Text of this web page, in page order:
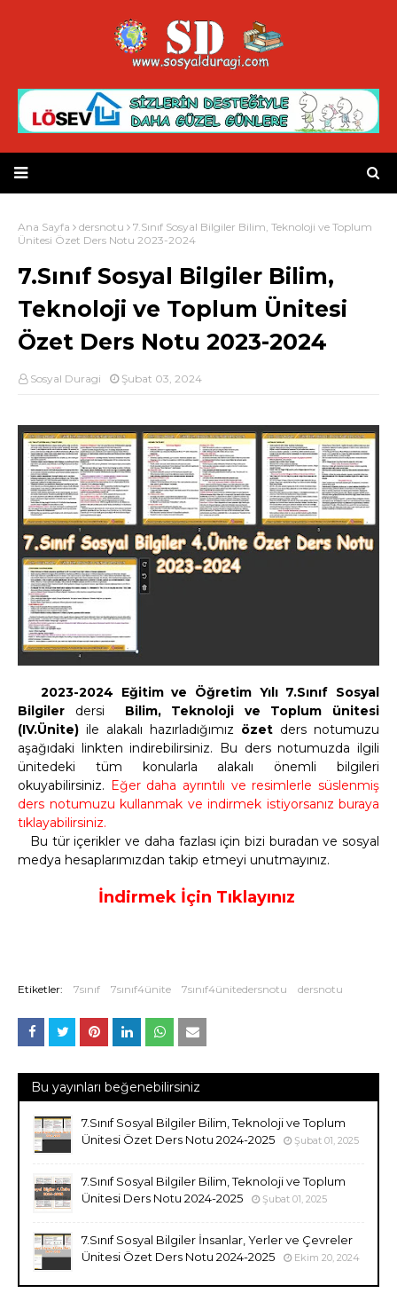
Ana Sayfa dersnotu
7.Sınıf Sosyal Bilgiler Bilim, Teknoloji ve Toplum
Ünitesi Özet Ders Notu 2023-2024
7.Sınıf Sosyal Bilgiler Bilim,
Teknoloji ve Toplum Ünitesi
Özet Ders Notu 2023-2024
Sosyal Duragi Şubat 03, 2024
2023-2024 Eğitim ve Öğretim Yılı 7.Sınıf Sosyal
Bilgiler dersi Bilim, Teknoloji ve Toplum ünitesi
(IV.Ünite) ile alakalı hazırladığımız özet ders notumuzu
aşağıdaki linkten indirebilirsiniz. Bu ders notumuzda ilgili
ünitedeki tüm konularla alakalı önemli bilgileri
okuyabilirsiniz.
Eğer daha ayrıntılı ve resimlerle süslenmiş
ders notumuzu kullanmak ve indirmek istiyorsanız buraya
tıklayabilirsiniz.
Bu tür içerikler ve daha fazlası için bizi buradan ve sosyal
medya hesaplarımızdan takip etmeyi unutmayınız.
İndirmek İçin Tıklayınız
Etiketler: 7sınıf 7sınıf4ünite 7sınıf4ünitedersnotu dersnotu
Bu yayınları beğenebilirsiniz
7.Sınıf Sosyal Bilgiler Bilim, Teknoloji ve Toplum
Ünitesi Özet Ders Notu 2024-2025
Şubat 01, 2025
7.Sınıf Sosyal Bilgiler Bilim, Teknoloji ve Toplum
Ünitesi Ders Notu 2024-2025
Şubat 01, 2025
7.Sınıf Sosyal Bilgiler İnsanlar, Yerler ve Çevreler
Ünitesi Özet Ders Notu 2024-2025
Ekim 20, 2024